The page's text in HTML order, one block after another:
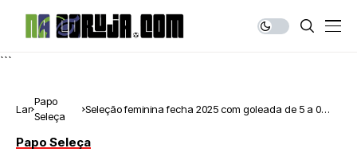
```
Lar
Papo
Seleça
Seleção feminina fecha 2025 com goleada de 5 a 0
Papo Seleça